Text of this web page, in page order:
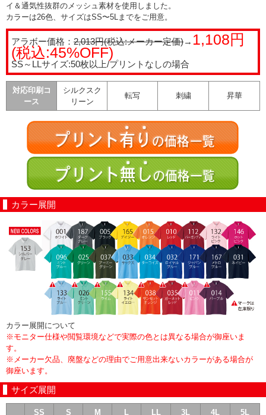
イ＆通気性抜群のメッシュ素材を使用しました。
カラーは26色、サイズはSS〜5Lまでをご用意。
アラボー価格： 2,013円(税込:メーカー定価)→ 1,108円
(税込:45%OFF)
SS～LLサイズ:50枚以上/プリントなしの場合
対応印刷コ
ース
シルクスク
リーン
転写 刺繍 昇華
カラー展開
カラー展開について
※モニター仕様や閲覧環境などで実際の色とは異なる場合が御座いま
す。
※メーカー欠品、廃盤などの理由でご用意出来ないカラーがある場合が
御座います。
サイズ展開
SS S M L LL 3L 4L 5L